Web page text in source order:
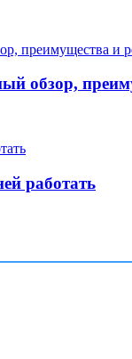
обзор,
работать